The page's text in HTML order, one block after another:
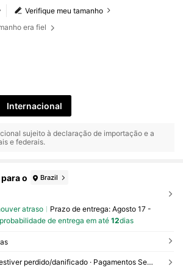
Verifique meu tamanho
era fiel
Internacional
sujeito à declaração de importação e a
e federais.
o Brazil
atraso Prazo de entrega: Agosto 17 -
de entrega em até 12dias
Reenviar se o item estiver perdido/danificado · Pagamentos Seguros · Proteção de privacidade